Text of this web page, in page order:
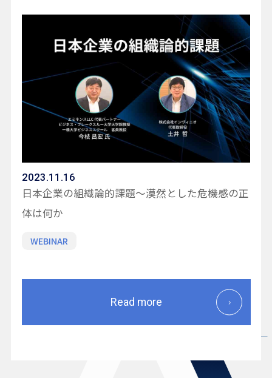
2023.11.16
日本企業の組織論的課題～漠然とした危機感の正
体は何か
WEBINAR
Read more